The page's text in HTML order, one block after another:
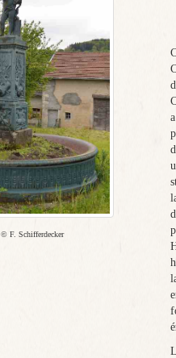
© F. Schifferdecker